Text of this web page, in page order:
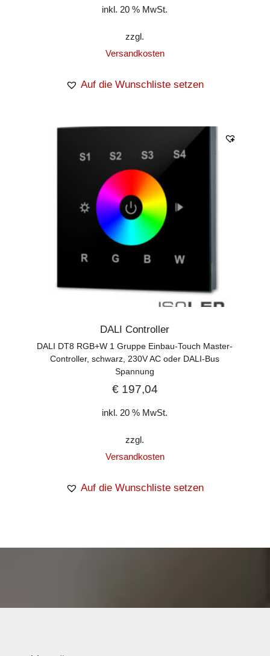
inkl. 20 % MwSt.
zzgl.
Versandkosten
Auf die Wunschliste setzen
DALI Controller
DALI DT8 RGB+W 1 Gruppe Einbau-Touch Master-
Controller, schwarz, 230V AC oder DALI-Bus
Spannung
€197,04
inkl. 20 % MwSt.
zzgl.
Versandkosten
Auf die Wunschliste setzen